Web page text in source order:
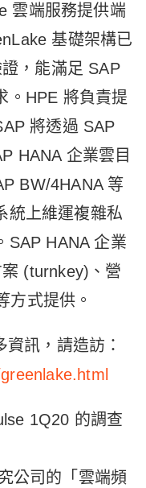
雲端服務提供端
基礎架構已
，能滿足 SAP
。HPE 將負責提
將透過 SAP
HANA 企業雲目
BW/4HANA 等
統上維運複雜私
SAP HANA 企業
(turnkey)、營
方式提供。
訊，請造訪：
1Q20 的調查
公司的「雲端頻